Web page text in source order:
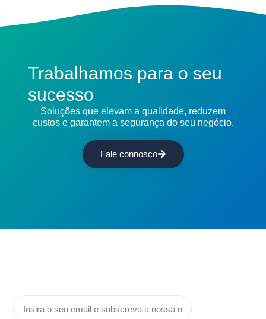
Trabalhamos para o seu
sucesso
Soluções que elevam a qualidade, reduzem
custos e garantem a segurança do seu negócio.
Fale connosco